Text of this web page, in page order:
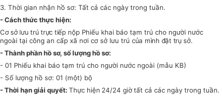
3. Thời gian nhận hồ sơ: Tất cả các ngày trong tuần.
- Cách thức thực hiện:
Cơ sở lưu trú trực tiếp nộp Phiếu khai báo tạm trú cho người nước
ngoài tại công an cấp xã nơi cơ sở lưu trú của mình đặt trụ sở.
- Thành phần hồ sơ, số lượng hồ sơ:
- 01 Phiếu khai báo tạm trú cho người nước ngoài (mẫu KB)
- Số lượng hồ sơ: 01 (một) bộ
- Thời hạn giải quyết: Thực hiện 24/24 giờtất cả các ngày trong tuần.